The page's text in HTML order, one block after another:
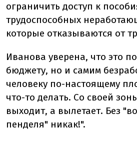
ограничить доступ к
трудоспособных
которые отказываются от
Иванова уверена, что это
бюджету, но и самим
человеку по-настоящему
что-то делать. Со своей
выходит, а вылетает. Без
пенделя" никак!".